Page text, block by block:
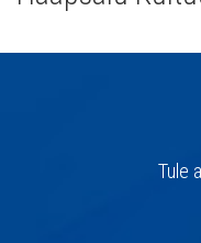
navigatsioon
Tule